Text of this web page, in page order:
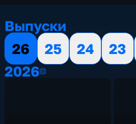
Выпуски
26
25 24 23
20262026